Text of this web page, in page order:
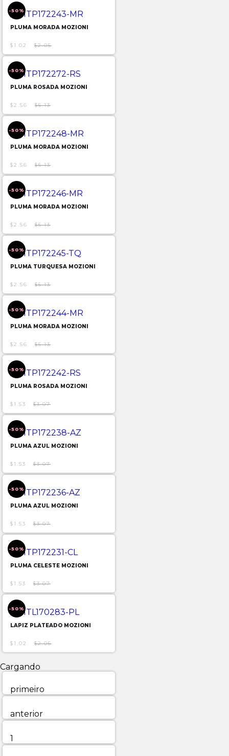
-50%
PLUMA MORADA MOZIONI
$1.02 $2.05
-50%
PLUMA ROSADA MOZIONI
$2.56 $5.13
-50%
PLUMA MORADA MOZIONI
$2.56 $5.13
-50%
PLUMA MORADA MOZIONI
$2.56 $5.13
-50%
PLUMA TURQUESA MOZIONI
$2.56 $5.13
-50%
PLUMA MORADA MOZIONI
$2.56 $5.13
-50%
PLUMA ROSADA MOZIONI
$1.53 $3.07
-50%
PLUMA AZUL MOZIONI
$1.53 $3.07
-50%
PLUMA AZUL MOZIONI
$1.53 $3.07
-50%
PLUMA CELESTE MOZIONI
$1.53 $3.07
-50%
LAPIZ PLATEADO MOZIONI
$1.02 $2.05
Cargando
primeiro
anterior
1